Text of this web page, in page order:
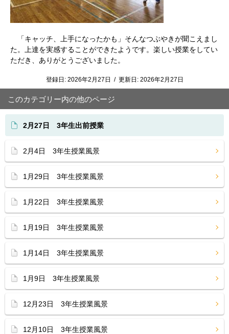
「キャッチ、上手になったかも」そんなつぶやきが聞こえまし
た。上達を実感することができたようです。楽しい授業をしてい
ただき、ありがとうございました。
登録日: 2026年2月27日 / 更新日: 2026年2月27日
このカテゴリー内の他のページ
2月27日 3年生出前授業
2月4日 3年生授業風景
1月29日 3年生授業風景
1月22日 3年生授業風景
1月19日 3年生授業風景
1月14日 3年生授業風景
1月9日 3年生授業風景
12月23日 3年生授業風景
12月10日 3年生授業風景